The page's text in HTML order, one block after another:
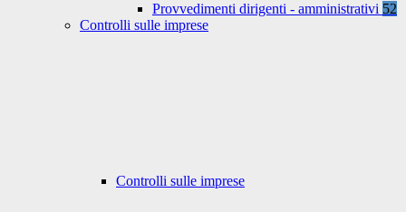
Provvedimenti dirigenti - amministrativi 52
Controlli sulle imprese
Controlli sulle imprese